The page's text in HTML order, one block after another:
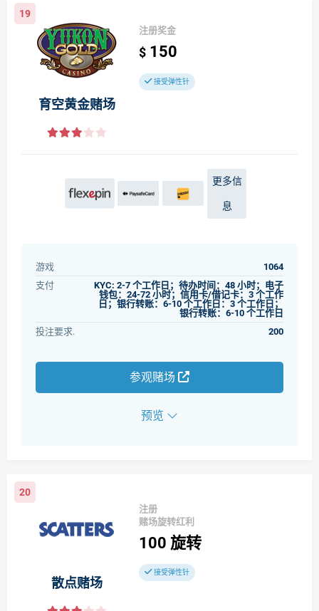
19
育空黄金赌场
注册奖金
$ 150
接受弹性针
更多信
息
游戏
1064
支付
KYC: 2-7 个工作日；待办时间：48 小时；电子
钱包：24-72 小时；信用卡/借记卡：3 个工作
日；银行转账：6-10 个工作日：3 个工作日；
银行转账：6-10 个工作日
投注要求.
200
参观赌场
预览
20
散点赌场
注册
赌场旋转红利
100 旋转
接受弹性针